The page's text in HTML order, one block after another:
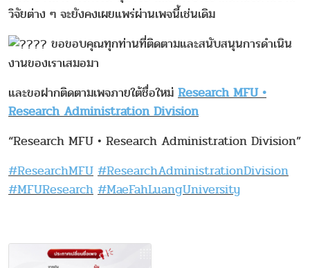
วิจัยต่าง ๆ จะยังคงเผยแพร่ผ่านเพจนี้เช่นเดิม
ขอขอบคุณทุกท่านที่ติดตามและสนับสนุนการดำเนิน
งานของเราเสมอมา
และขอฝากติดตามเพจภายใต้ชื่อใหม่ Research MFU •
Research Administration Division
“Research MFU • Research Administration Division”
#ResearchMFU #ResearchAdministrationDivision
#MFUResearch #MaeFahLuangUniversity